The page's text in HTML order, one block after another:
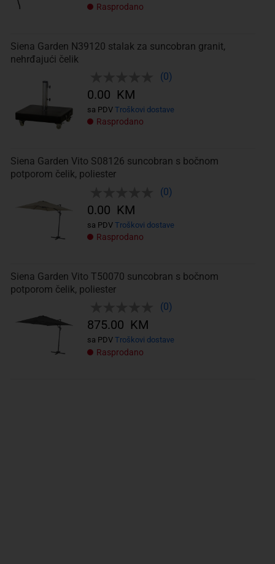
Rasprodano
Siena Garden N39120 stalak za suncobran granit,
nehrđajući čelik
(0)
Rasprodano
0.00 KM
sa PDV Troškovi dostave
Siena Garden Vito S08126 suncobran s bočnom
potporom čelik, poliester
(0)
Rasprodano
0.00 KM
sa PDV Troškovi dostave
Siena Garden Vito T50070 suncobran s bočnom
potporom čelik, poliester
(0)
Rasprodano
875.00 KM
sa PDV Troškovi dostave